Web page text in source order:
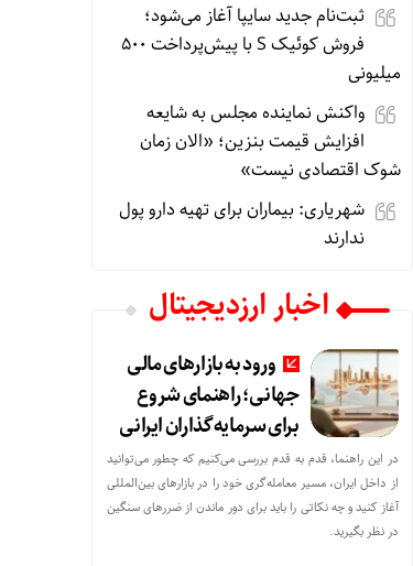
ثبت‌نام جدید سایپا آغاز می‌شود؛
فروش کوئیک S با پیش‌پرداخت ۵۰۰
میلیونی
واکنش نماینده مجلس به شایعه
افزایش قیمت بنزین؛ «الان زمان
شوک اقتصادی نیست»
شهریاری: بیماران برای تهیه دارو پول
ندارند
اخبار ارزدیجیتال
ورود به بازارهای مالی
جهانی؛ راهنمای شروع
برای سرمایه‌گذاران ایرانی
در این راهنما، قدم به قدم بررسی می‌کنیم که چطور می‌توانید
از داخل ایران، مسیر معامله‌گری خود را در بازارهای بین‌المللی
آغاز کنید و چه نکاتی را باید برای دور ماندن از ضررهای سنگین
در نظر بگیرید.